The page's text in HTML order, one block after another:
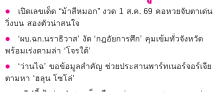
เปิดเลขเด็ด “ม้าสีหมอก” งวด 1 ส.ค. 69 คอหวยจับตาเด่น
วิ่งบน สองตัวน่าสนใจ
‘ผบ.ฉก.นราธิวาส’ งัด ‘กฎอัยการศึก’ คุมเข้มทั่วจังหวัด
พร้อมเร่งตามล่า ‘โจรใต้’
‘ว่านไฉ’ ขอข้อมูลสำคัญ ช่วยประสานพาร์ทเนอร์จอร์เจีย
ตามหา ‘ฮลุน โซโล่’